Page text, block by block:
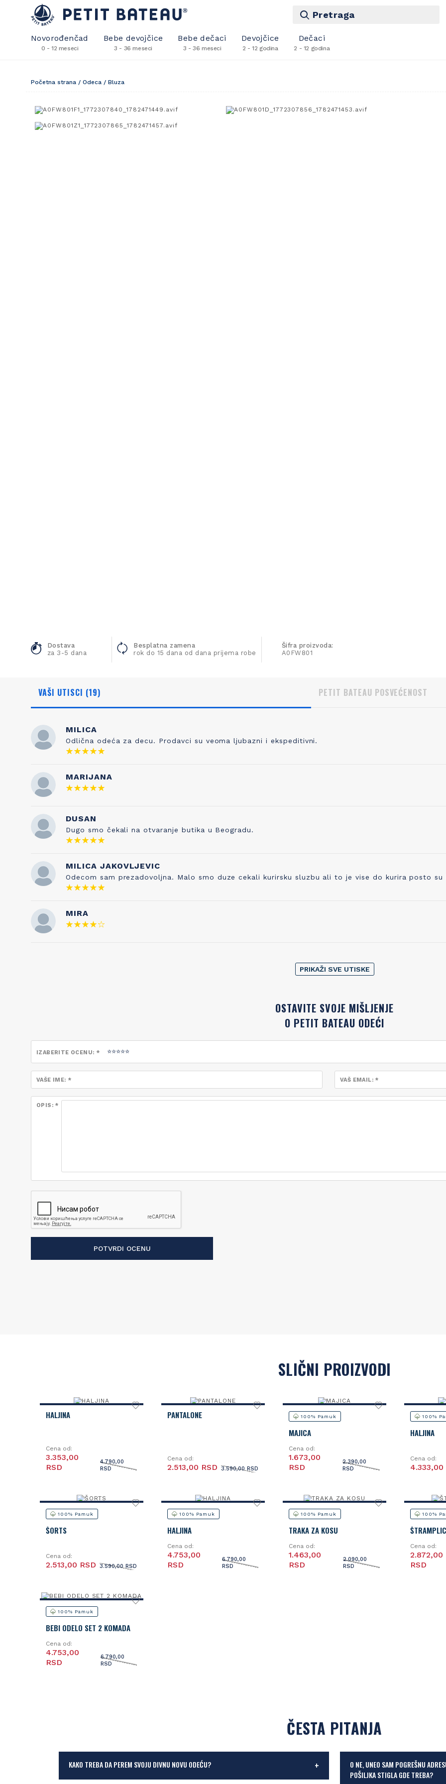
Pretraga
Novorođenčad
0 - 12 meseci
Bebe devojčice
3 - 36 meseci
Bebe dečaci
3 - 36 meseci
Devojčice
2 - 12 godina
Dečaci
2 - 12 godina
Početna strana / Odeca / Bluza
Dostava
za 3-5 dana
Besplatna zamena
rok do 15 dana od dana prijema robe
Šifra proizvoda:
A0FW801
VAŠI UTISCI (19)
MILICA
Odlična odeća za decu. Prodavci su veoma ljubazni i ekspeditivni.
MARIJANA
DUSAN
Dugo smo čekali na otvaranje butika u Beogradu.
MILICA JAKOVLJEVIC
Odecom sam prezadovoljna. Malo smo duze cekali kurirsku sluzbu ali to je vise do kurira posto
MIRA
PRIKAŽI SVE UTISKE
OSTAVITE SVOJE MIŠLJENJE
O PETIT BATEAU ODEĆI
IZABERITE OCENU: *
VAŠE IME: * VAŠ EMAIL: *
OPIS: *
POTVRDI OCENU
PETIT BATEAU POSVEĆENOST
Otkud ime Petit Bateau? To nema nikakve
veze sa čarapama, prvobitnim poslom
1893. Sve je počelo od njegovog sina
Etiennea, koji je izumeo gaće 1918. godine, a
inspirisan je francuskom vrtićkom
je njegova supruga pevala njihovoj deci. I
tako su brend i ova pesmica postale
neraskidivo povezane!
kvaliteta sve do kraja proizvodne linije. Zato
SLIČNI PROIZVODI
HALJINA
Cena od:
4.790,00
RSD
3.353,00
RSD
PANTALONE
Cena od:
3.590,00 RSD
2.513,00 RSD
100% Pamuk
MAJICA
Cena od:
2.390,00
RSD
1.673,00
RSD
100%
HALJINA
Cena od:
4.333,00
100% Pamuk
ŠORTS
Cena od:
3.590,00 RSD
2.513,00 RSD
100% Pamuk
HALJINA
Cena od:
6.790,00
RSD
4.753,00
RSD
100% Pamuk
TRAKA ZA KOSU
Cena od:
2.090,00
RSD
1.463,00
RSD
100%
Cena od:
2.872,00
RSD
100% Pamuk
BEBI ODELO SET 2 KOMADA
Cena od:
6.790,00
RSD
4.753,00
RSD
ČESTA PITANJA
KAKO TREBA DA PEREM SVOJU DIVNU NOVU ODEĆU?
O NE, UNEO SAM POGREŠNU
POŠILJKA STIGLA GDE TREBA?